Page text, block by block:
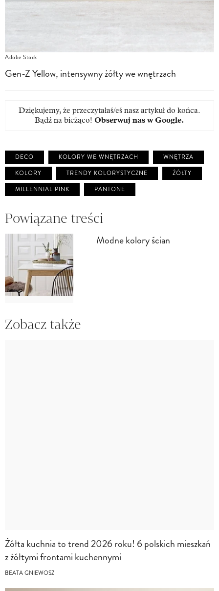
Adobe Stock
Gen-Z Yellow, intensywny żółty we wnętrzach
Dziękujemy, że przeczytałaś/eś nasz artykuł do końca.
Bądź na bieżąco! Obserwuj nas w Google.
DECO KOLORY WE WNĘTRZACH
WNĘTRZA
KOLORY
TRENDY KOLORYSTYCZNE
ŻÓŁTY
MILLENNIAL PINK
PANTONE
Powiązane treści
Modne kolory ścian
Zobacz także
Żółta kuchnia to trend 2026 roku! 6 polskich mieszkań
z żółtymi frontami kuchennymi
BEATA GNIEWOSZ